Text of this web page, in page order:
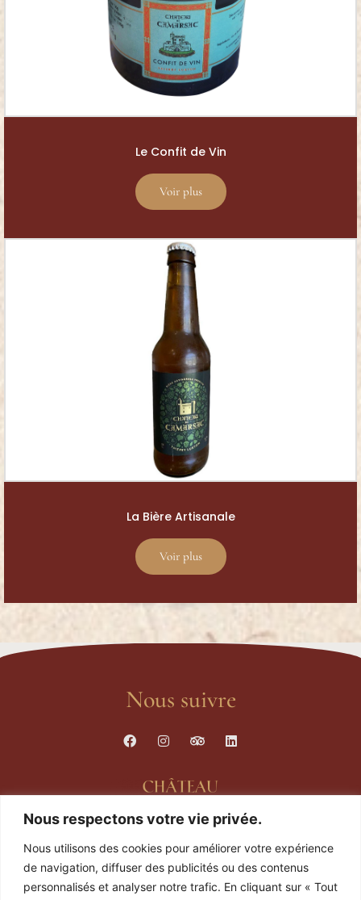
Nous respectons votre vie privée.
Nous utilisons des cookies pour améliorer votre expérience
de navigation, diffuser des publicités ou des contenus
personnalisés et analyser notre trafic. En cliquant sur « Tout
Le Confit de Vin
Voir plus
La Bière Artisanale
Voir plus
Nous suivre
Les infos pratiques